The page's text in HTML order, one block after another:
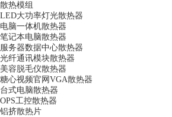
散热模组
LED大功率灯光散热器
电脑一体机散热器
笔记本电脑散热器
服务器数据中心散热器
光纤通讯模块散热器
美容脱毛仪散热器
糖心视频官网VGA散热器
台式电脑散热器
OPS工控散热器
铝挤散热片